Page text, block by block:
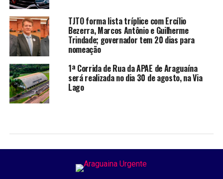
TJTO forma lista tríplice com Ercílio
Bezerra, Marcos Antônio e Guilherme
Trindade; governador tem 20 dias para
nomeação
1ª Corrida de Rua da APAE de Araguaína
será realizada no dia 30 de agosto, na Via
Lago